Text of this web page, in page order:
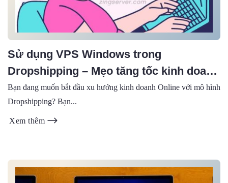
Sử dụng VPS Windows trong
Dropshipping – Mẹo tăng tốc kinh doanh
hiệu quả!
Bạn đang muốn bắt đầu xu hướng kinh doanh Online với mô hình
Dropshipping? Bạn...
Xem thêm